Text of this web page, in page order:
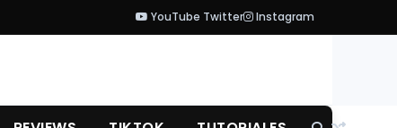
YouTube Twitter Instagram